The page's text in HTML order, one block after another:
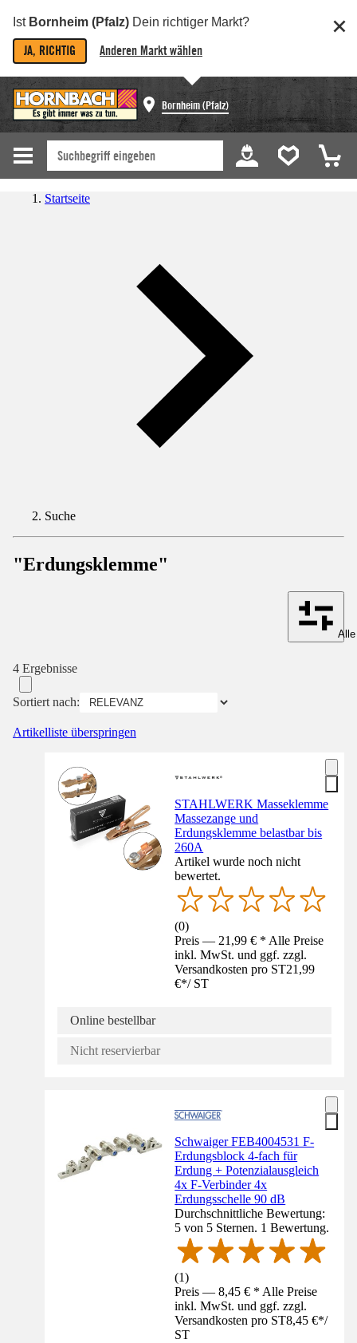
Ist Bornheim (Pfalz) Dein richtiger Markt?
JA, RICHTIG Anderen Markt wählen
Bornheim (Pfalz)
Startseite
Suche
"Erdungsklemme"
4 Ergebnisse
Sortiert nach:
Artikelliste überspringen
STAHLWERK Masseklemme
Massezange und
Erdungsklemme belastbar bis
260A
Artikel wurde noch nicht
bewertet.
(0)
Preis — 21,99 € * Alle Preise
inkl. MwSt. und ggf. zzgl.
Versandkosten pro ST21,99
€*/ ST
Online bestellbar
Nicht reservierbar
Schwaiger FEB4004531 F-
Erdungsblock 4-fach für
Erdung + Potenzialausgleich
4x F-Verbinder 4x
Erdungsschelle 90 dB
Durchschnittliche Bewertung:
5 von 5 Sternen. 1 Bewertung.
(1)
Preis — 8,45 € * Alle Preise
inkl. MwSt. und ggf. zzgl.
Versandkosten pro ST8,45 €*/
ST